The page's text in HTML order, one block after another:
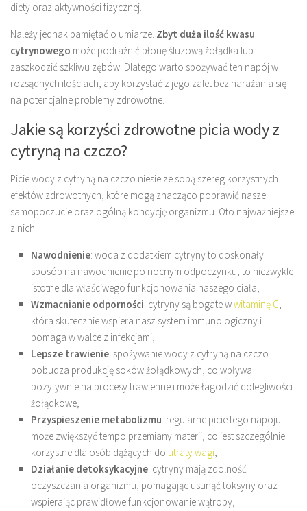
diety oraz aktywności fizycznej.
Należy jednak pamiętać o umiarze. Zbyt duża ilość kwasu
cytrynowego może podrażnić błonę śluzową żołądka lub
zaszkodzić szkliwu zębów. Dlatego warto spożywać ten napój w
rozsądnych ilościach, aby korzystać z jego zalet bez narażania się
na potencjalne problemy zdrowotne.
Jakie są korzyści zdrowotne picia wody z
cytryną na czczo?
Picie wody z cytryną na czczo niesie ze sobą szereg korzystnych
efektów zdrowotnych, które mogą znacząco poprawić nasze
samopoczucie oraz ogólną kondycję organizmu. Oto najważniejsze
z nich:
Nawodnienie: woda z dodatkiem cytryny to doskonały
sposób na nawodnienie po nocnym odpoczynku, to niezwykle
istotne dla właściwego funkcjonowania naszego ciała,
Wzmacnianie odporności: cytryny są bogate wwitaminę C,
która skutecznie wspiera nasz system immunologiczny i
pomaga w walce z infekcjami,
Lepsze trawienie: spożywanie wody z cytryną na czczo
pobudza produkcję soków żołądkowych, co wpływa
pozytywnie na procesy trawienne i może łagodzić dolegliwości
żołądkowe,
Przyspieszenie metabolizmu: regularne picie tego napoju
może zwiększyć tempo przemiany materii, co jest szczególnie
korzystne dla osób dążących do utraty wagi,
Działanie detoksykacyjne: cytryny mają zdolność
oczyszczania organizmu, pomagając usunąć toksyny oraz
wspierając prawidłowe funkcjonowanie wątroby,